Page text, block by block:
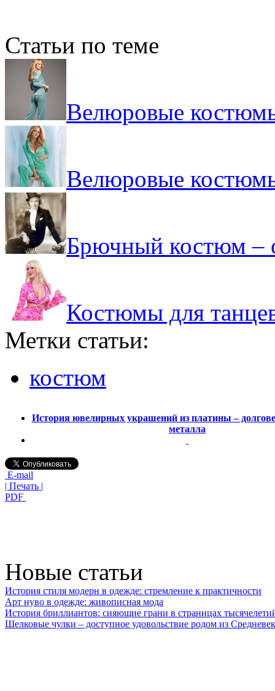
Статьи по теме
Велюровые
Велюровые
Брючный костюм –
Костюмы для
Метки статьи:
костюм
История ювелирных украшений из платины –
металла
E-mail
| Печать |
PDF
Новые статьи
История стиля модерн в одежде: стремление к практичности
Арт нуво в одежде: живописная мода
История бриллиантов: сияющие грани в страницах
Шелковые чулки – доступное удовольствие родом из